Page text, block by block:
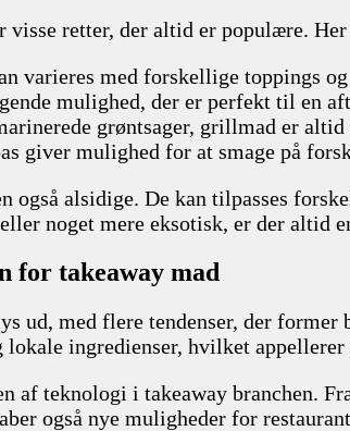
visse retter, der altid er populære.
varieres med forskellige toppings og
mulighed, der er perfekt til en
grøntsager, grillmad er altid
giver mulighed for at smage på
også alsidige. De kan tilpasses
noget mere eksotisk, er der altid
for takeaway mad
ud, med flere tendenser, der
lokale ingredienser, hvilket
af teknologi i takeaway branchen.
også nye muligheder for